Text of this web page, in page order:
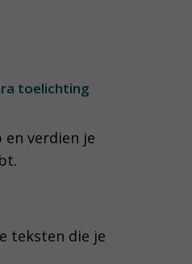
toelichting
verdien je
teksten die je